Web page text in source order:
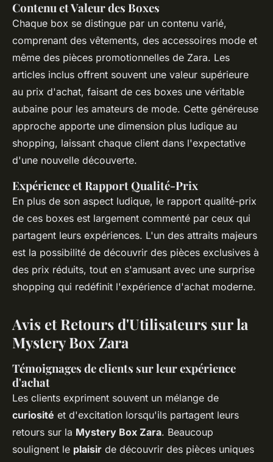
Contenu et Valeur des Boxes
Chaque box se distingue par un contenu varié,
comprenant des vêtements, des accessoires mode et
même des pièces promotionnelles de Zara. Les
articles inclus offrent souvent une valeur supérieure
au prix d'achat, faisant de ces boxes une véritable
aubaine pour les amateurs de mode. Cette généreuse
approche apporte une dimension plus ludique au
shopping, laissant chaque client dans l'expectative
d'une nouvelle découverte.
Expérience et Rapport Qualité-Prix
En plus de son aspect ludique, le rapport qualité-prix
de ces boxes est largement commenté par ceux qui
partagent leurs expériences. L'un des attraits majeurs
est la possibilité de découvrir des pièces exclusives à
des prix réduits, tout en s'amusant avec une surprise
shopping qui redéfinit l'expérience d'achat moderne.
Avis et Retours d'Utilisateurs sur la
Mystery Box Zara
Témoignages de clients sur leur expérience
d'achat
Les clients expriment souvent un mélange de
curiosité et d'excitation lorsqu'ils partagent leurs
retours sur la Mystery Box Zara. Beaucoup
soulignent le plaisir de découvrir des pièces uniques